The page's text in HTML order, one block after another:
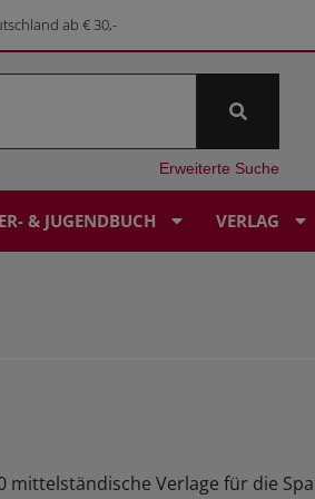
ab € 30,-
Erweiterte Suche
& JUGENDBUCH VERLAG
Verlage für die